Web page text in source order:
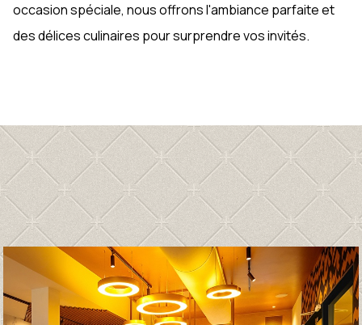
occasion spéciale, nous offrons l'ambiance parfaite et
des délices culinaires pour surprendre vos invités.